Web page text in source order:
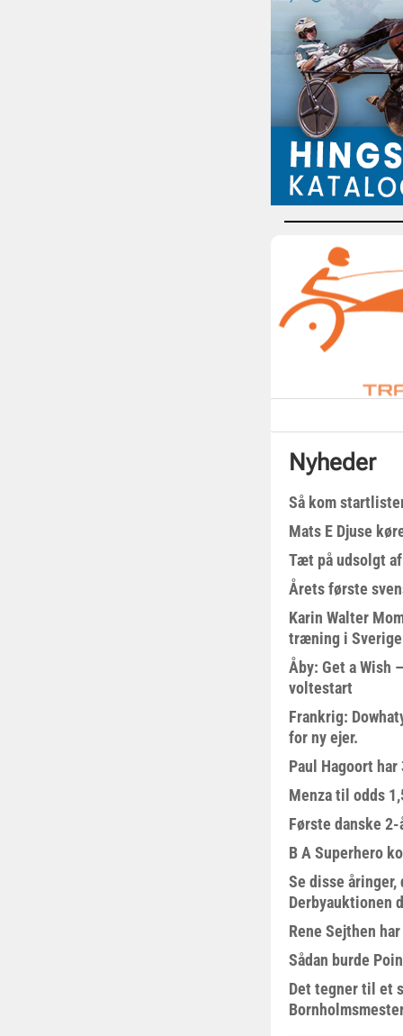
Nyheder
Så kom
Mats E Djuse
Tæt på udsolgt
Årets første
Karin Walter
træning i Sverige
Åby: Get a Wish
voltestart
Frankrig:
for ny ejer.
Paul Hagoort
Menza til odds
Første danske
B A Superhero
Se disse
Derbyauktionen
Rene Sejthen
Sådan burde
Det tegner til et